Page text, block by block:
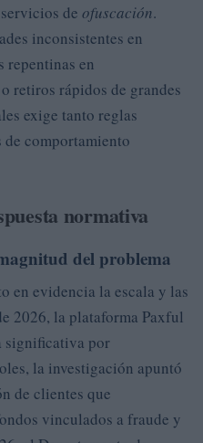
de ofuscación.
inconsistentes en
repentinas en
retiros rápidos de grandes
exige tanto reglas
comportamiento
normativa
del problema
en evidencia la escala y las
2026, la plataforma Paxful
significativa por
la investigación apuntó
de clientes que
vinculados a fraude y